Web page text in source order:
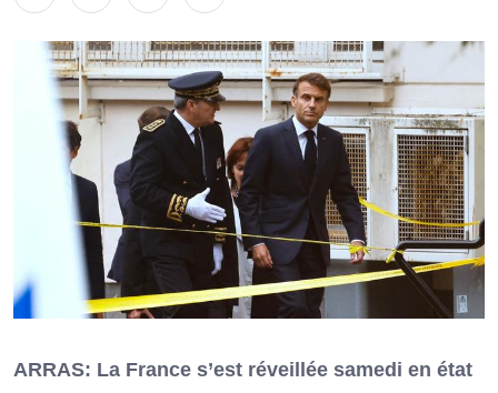
ARRAS: La France s’est réveillée samedi en état